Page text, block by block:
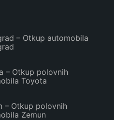
– Otkup automobila
– Otkup polovnih
Toyota
– Otkup polovnih
Zemun